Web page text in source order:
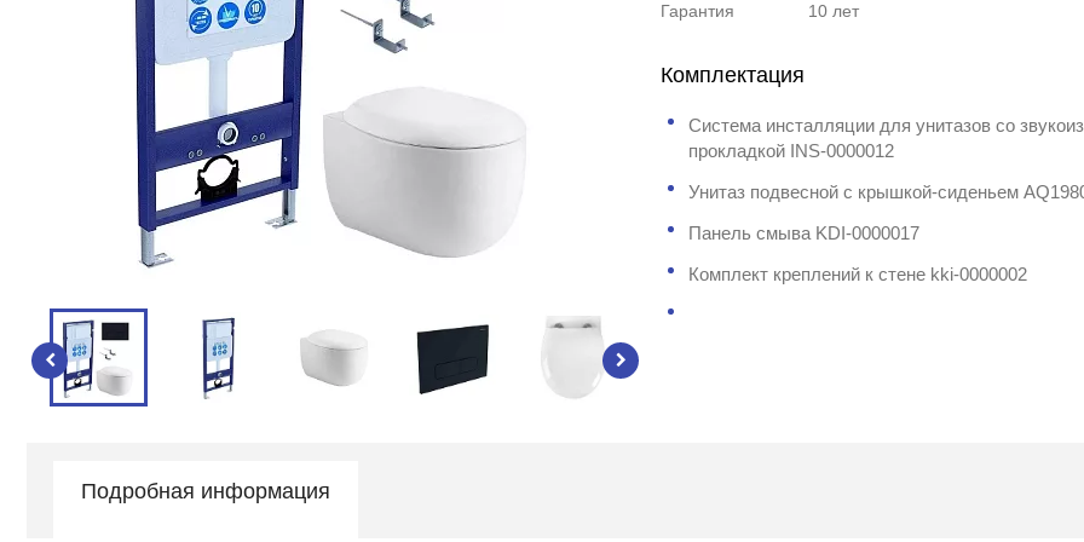
Гарантия
10 лет
Комплектация
Система инсталляции для унитазов со
прокладкой INS-0000012
Унитаз подвесной с крышкой-сиденьем
Панель смыва KDI-0000017
Комплект креплений к стене kki-0000002
Подробная информация